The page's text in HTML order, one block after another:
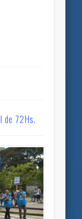
de 72Hs.